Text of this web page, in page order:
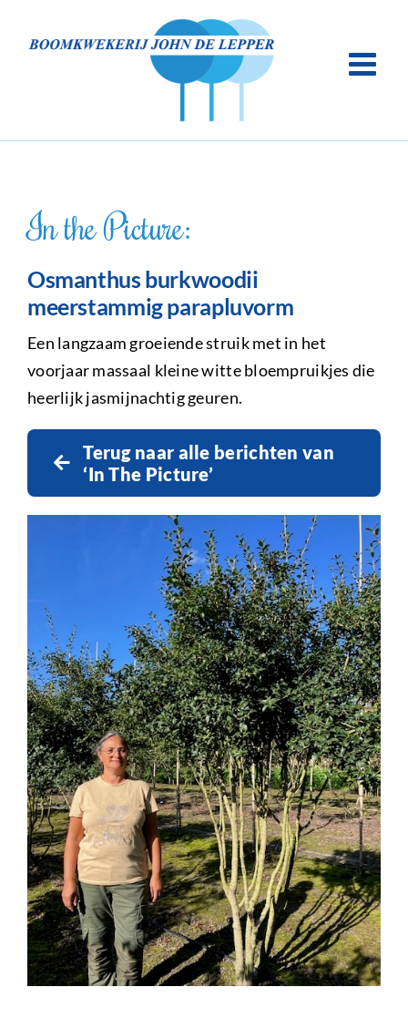
naar
In the Picture:
Osmanthus burkwoodii
meerstammig parapluvorm
Een langzaam groeiende struik met in het
voorjaar massaal kleine witte bloempruikjes die
heerlijk jasmijnachtig geuren.
Terug naar alle berichten van
‘In The Picture’